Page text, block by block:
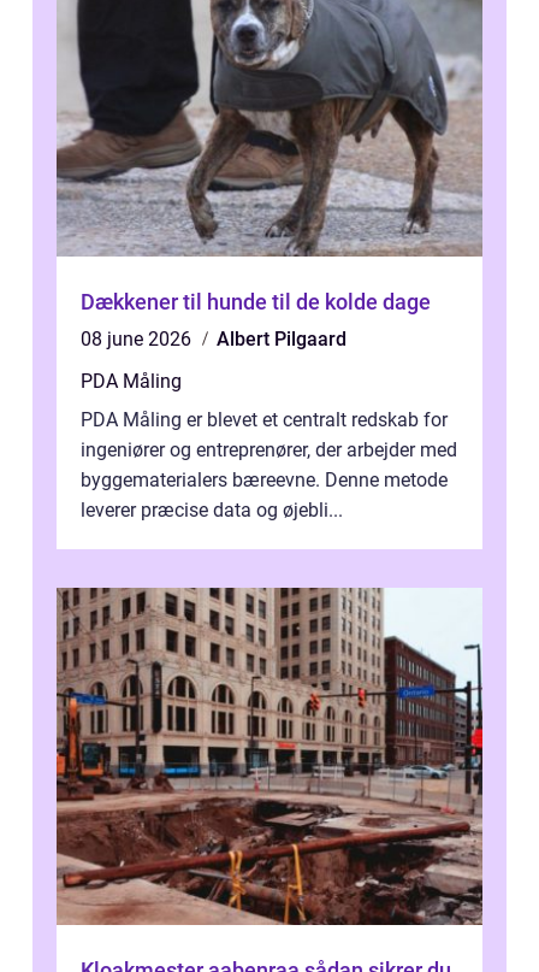
Dækkener til hunde til de kolde dage
08 june 2026
Albert Pilgaard
PDA Måling
PDA Måling er blevet et centralt redskab for
ingeniører og entreprenører, der arbejder med
byggematerialers bæreevne. Denne metode
leverer præcise data og øjebli...